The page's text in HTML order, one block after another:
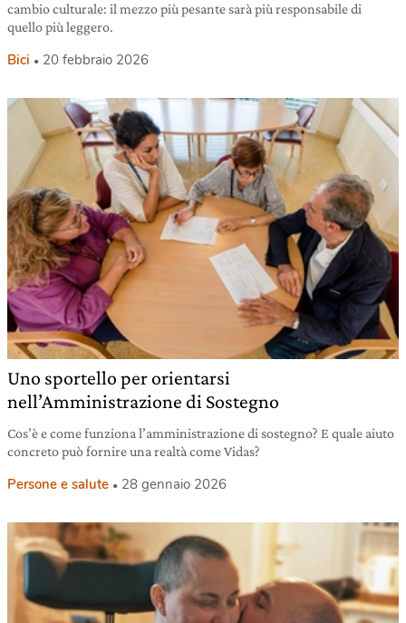
cambio culturale: il mezzo più pesante sarà più responsabile di
quello più leggero.
Bici 20 febbraio 2026
Uno sportello per orientarsi
nell’Amministrazione di Sostegno
Cos’è e come funziona l’amministrazione di sostegno? E quale aiuto
concreto può fornire una realtà come Vidas?
Persone e salute 28 gennaio 2026